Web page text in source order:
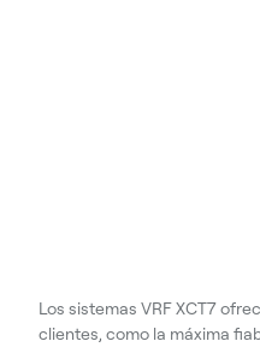
Los sistemas VRF XCT7
clientes, como la máxima